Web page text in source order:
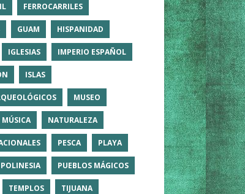
FERROCARRILES
GUAM HISPANIDAD
IGLESIAS IMPERIO ESPAÑOL
ISLAS
MUSEO
MÚSICA NATURALEZA
PESCA PLAYA
POLINESIA PUEBLOS MÁGICOS
TEMPLOS TIJUANA